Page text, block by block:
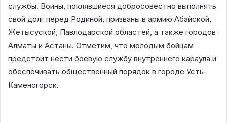
службы. Воины, поклявшиеся добросовестно выполнять
свой долг перед Родиной, призваны в армию Абайской,
Жетысуской, Павлодарской областей, а также городов
Алматы и Астаны. Отметим, что молодым бойцам
предстоит нести боевую службу внутреннего караула и
обеспечивать общественный порядок в городе Усть-
Каменогорск.